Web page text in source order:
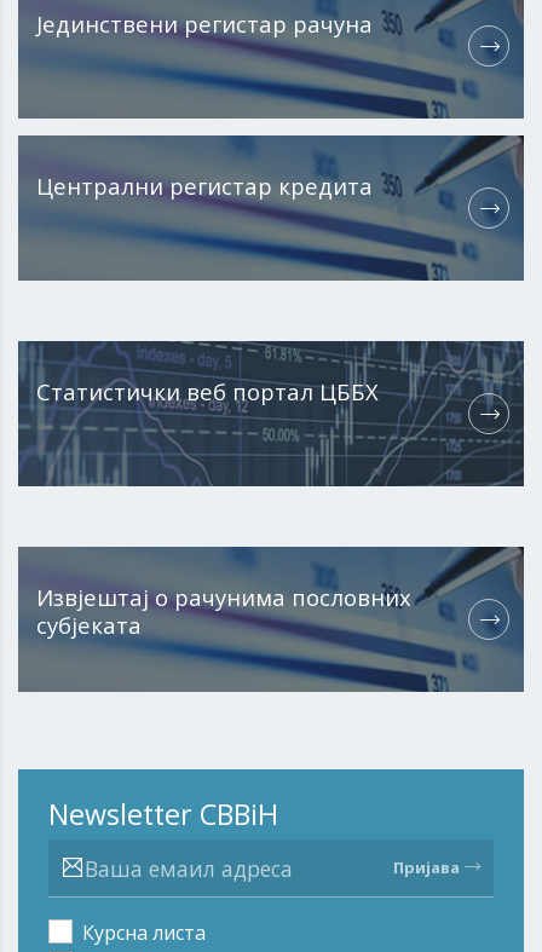
Јединствени регистар рачуна
Централни регистар кредита
Статистички веб портал ЦББХ
Извјештај о рачунима пословних
субјеката
Newsletter CBBiH
Пријава
Курсна листа